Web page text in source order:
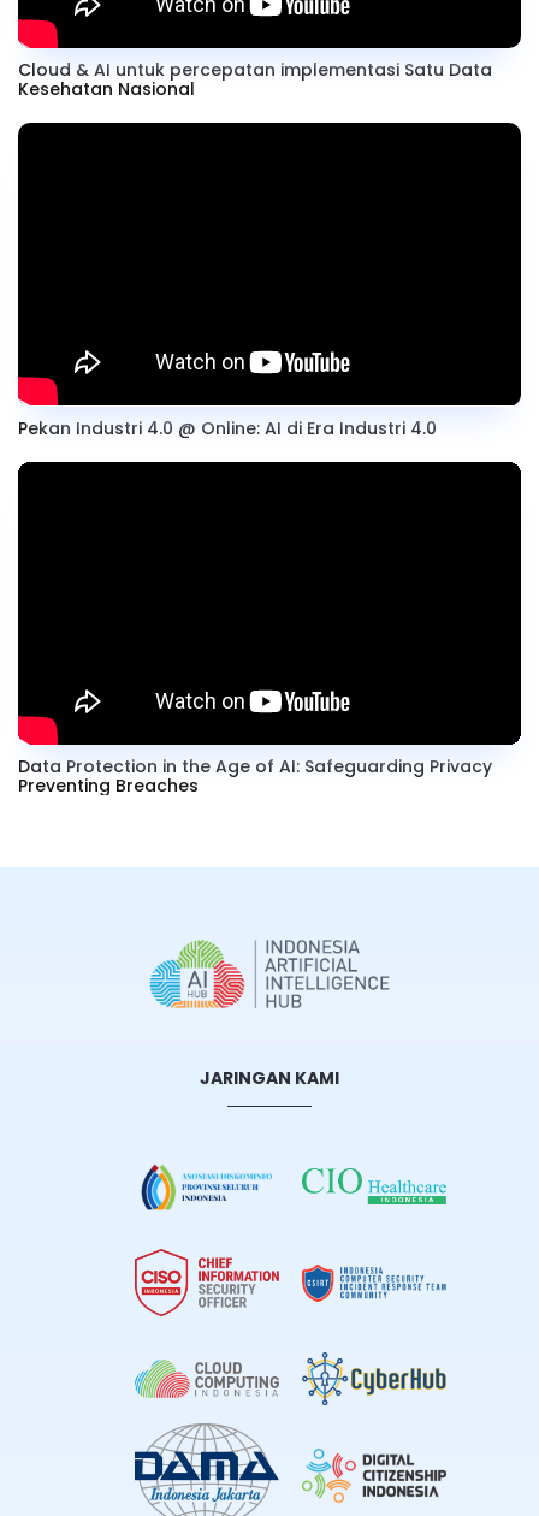
Cloud & AI untuk percepatan implementasi Satu Data
Kesehatan Nasional
Pekan Industri 4.0 @ Online: AI di Era Industri 4.0
Data Protection in the Age of AI: Safeguarding Privacy
Preventing Breaches
JARINGAN KAMI